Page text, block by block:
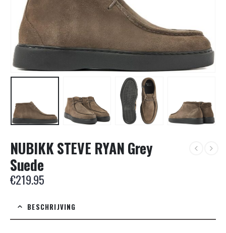
NUBIKK STEVE RYAN Grey
Suede
€219.95
BESCHRIJVING